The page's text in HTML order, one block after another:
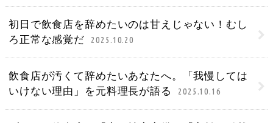
初日で飲食店を辞めたいのは甘えじゃない！むし
ろ正常な感覚だ
2025.10.20
飲食店が汚くて辞めたいあなたへ。「我慢しては
いけない理由」を元料理長が語る
2025.10.16